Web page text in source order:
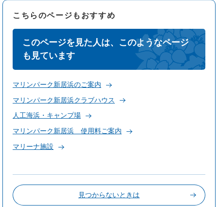
こちらのページもおすすめ
このページを見た人は、このようなページ
も見ています
マリンパーク新居浜のご案内
マリンパーク新居浜クラブハウス
人工海浜・キャンプ場
マリンパーク新居浜 使用料ご案内
マリーナ施設
見つからないときは